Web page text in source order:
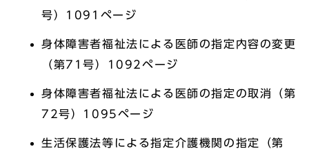
号）1091ページ
身体障害者福祉法による医師の指定内容の変更
（第71号）1092ページ
身体障害者福祉法による医師の指定の取消（第
72号）1095ページ
生活保護法等による指定介護機関の指定（第